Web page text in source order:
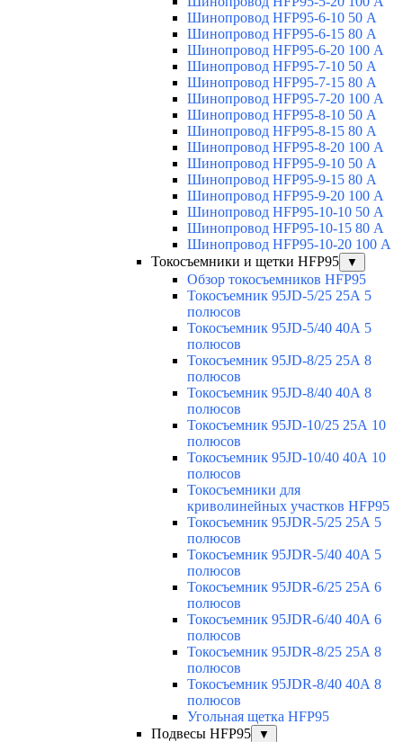
Шинопровод HFP95-6-10 50 А
Шинопровод HFP95-6-15 80 А
Шинопровод HFP95-6-20 100 А
Шинопровод HFP95-7-10 50 А
Шинопровод HFP95-7-15 80 А
Шинопровод HFP95-7-20 100 А
Шинопровод HFP95-8-10 50 А
Шинопровод HFP95-8-15 80 А
Шинопровод HFP95-8-20 100 А
Шинопровод HFP95-9-10 50 А
Шинопровод HFP95-9-15 80 А
Шинопровод HFP95-9-20 100 А
Шинопровод HFP95-10-10 50 А
Шинопровод HFP95-10-15 80 А
Шинопровод HFP95-10-20 100 А
Токосъемники и щетки HFP95
▼
Обзор токосъемников HFP95
Токосъемник 95JD-5/25 25А 5
полюсов
Токосъемник 95JD-5/40 40А 5
полюсов
Токосъемник 95JD-8/25 25А 8
полюсов
Токосъемник 95JD-8/40 40А 8
полюсов
Токосъемник 95JD-10/25 25А 10
полюсов
Токосъемник 95JD-10/40 40А 10
полюсов
Токосъемники для
криволинейных участков HFP95
Токосъемник 95JDR-5/25 25А 5
полюсов
Токосъемник 95JDR-5/40 40А 5
полюсов
Токосъемник 95JDR-6/25 25А 6
полюсов
Токосъемник 95JDR-6/40 40А 6
полюсов
Токосъемник 95JDR-8/25 25А 8
полюсов
Токосъемник 95JDR-8/40 40А 8
полюсов
Угольная щетка HFP95
Подвесы HFP95
▼